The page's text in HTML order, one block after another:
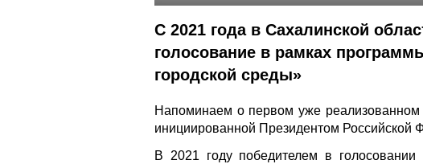
С 2021 года в Сахалинской
голосование в рамках
городской среды»
Напоминаем о первом уже
инициированной Президентом Российской
В 2021 году победителем в голосовании